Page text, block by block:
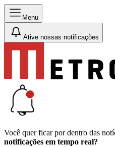
Menu
Ative nossas notificações
Você quer ficar por dentro das
notificações em tempo real?